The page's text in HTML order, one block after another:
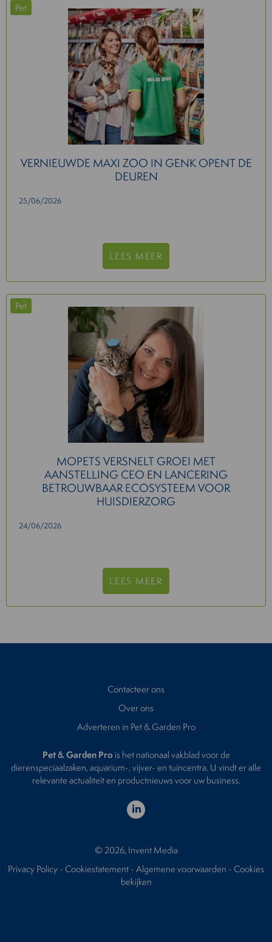
Pet
VERNIEUWDE MAXI ZOO IN GENK OPENT DE
DEUREN
25/06/2026
LEES MEER
Pet
MOPETS VERSNELT GROEI MET
AANSTELLING CEO EN LANCERING
BETROUWBAAR ECOSYSTEEM VOOR
HUISDIERZORG
24/06/2026
LEES MEER
Contacteer ons
Over ons
Adverteren in Pet & Garden Pro
Pet & Garden Prois het nationaal vakblad voor de
dierenspeciaalzaken, aquarium-, vijver- en tuincentra. U vindt er alle
relevante actualiteit en productnieuws voor uw business.
© 2026, Invent Media
Privacy Policy-Cookiestatement-Algemene voorwaarden -Cookies
bekijken